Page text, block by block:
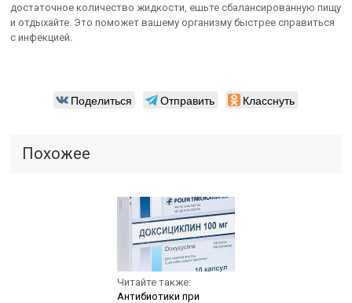
достаточное количество жидкости, ешьте сбалансированную пищу
и отдыхайте. Это поможет вашему организму быстрее справиться
с инфекцией.
Поделиться Отправить Класснуть
Похожее
Читайте также:
Антибиотики при